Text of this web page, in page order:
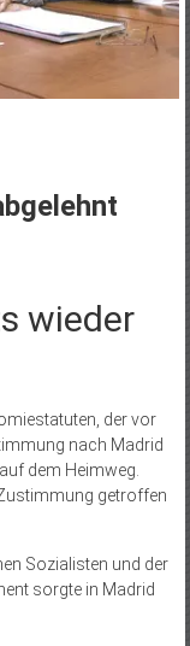
wieder
der vor
nach Madrid
dem Heimweg.
getroffen
Sozialisten und der
sorgte in Madrid